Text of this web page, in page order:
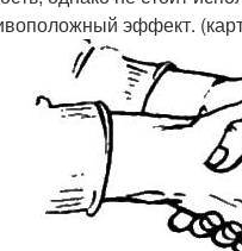
эффект.